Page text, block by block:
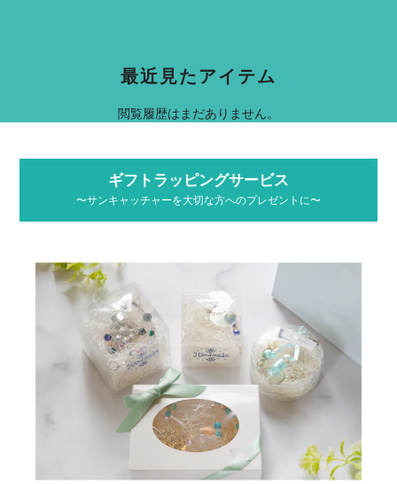
最近見たアイテム
閲覧履歴はまだありません。
ギフトラッピングサービス
〜サンキャッチャーを大切な方へのプレゼントに〜